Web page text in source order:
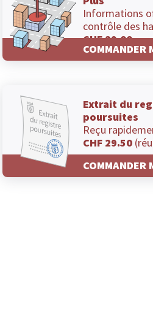
Informations
contrôle des
CHF 29.00
COMMANDER
Extrait du
poursuites
Reçu
CHF 29.50
COMMANDER